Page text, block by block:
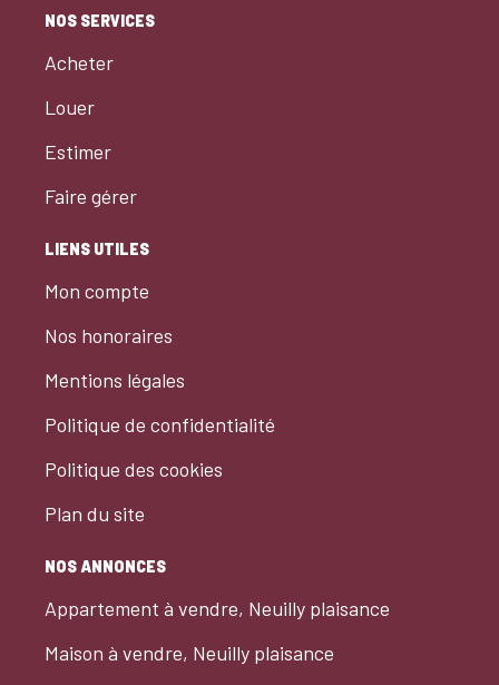
NOS SERVICES
Acheter
Louer
Estimer
Faire gérer
LIENS UTILES
Mon compte
Nos honoraires
Mentions légales
Politique de confidentialité
Politique des cookies
Plan du site
NOS ANNONCES
Appartement à vendre, Neuilly plaisance
Maison à vendre, Neuilly plaisance